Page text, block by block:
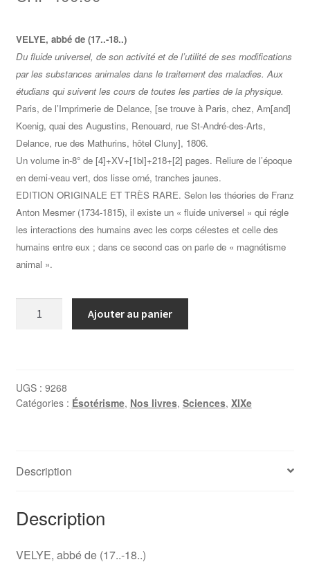
VELYE, abbé de (17..-18..)
Du fluide universel, de son activité et de l’utilité de ses modifications
par les substances animales dans le traitement des maladies. Aux
étudians qui suivent les cours de toutes les parties de la physique.
Paris, de l’Imprimerie de Delance, [se trouve à Paris, chez, Am[and]
Koenig, quai des Augustins, Renouard, rue St-André-des-Arts,
Delance, rue des Mathurins, hôtel Cluny], 1806.
Un volume in-8° de [4]+XV+[1bl]+218+[2] pages. Reliure de l’époque
en demi-veau vert, dos lisse orné, tranches jaunes.
EDITION ORIGINALE ET TRÈS RARE. Selon les théories de Franz
Anton Mesmer (1734-1815), il existe un « fluide universel » qui régle
les interactions des humains avec les corps célestes et celle des
humains entre eux ; dans ce second cas on parle de « magnétisme
animal ».
quantité
universel,
de
de
de
modifications
Ajouter au panier
UGS : 9268
Catégories : Ésotérisme, Nos livres, Sciences, XIXe
Description
Description
VELYE, abbé de (17..-18..)